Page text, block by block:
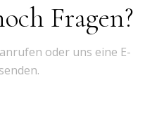
Fragen?
oder uns eine E-